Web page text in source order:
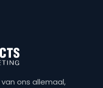
ons allemaal,